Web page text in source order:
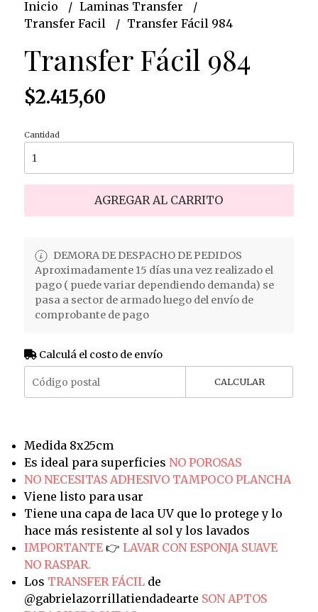
Inicio
Laminas Transfer
Transfer Facil
Transfer Fácil 984
Transfer Fácil 984
$2.415,60
Cantidad
AGREGAR AL CARRITO
DEMORA DE DESPACHO DE PEDIDOS
Aproximadamente 15 días una vez realizado el
pago ( puede variar dependiendo demanda) se
pasa a sector de armado luego del envío de
comprobante de pago
Calculá el costo de envío
CALCULAR
Medida 8x25cm
Es ideal para superficies NO POROSAS
NO NECESITAS ADHESIVO TAMPOCO PLANCHA
Viene listo para usar
Tiene una capa de laca UV que lo protege y lo
hace más resistente al sol y los lavados
IMPORTANTE 👉 LAVAR CON ESPONJA SUAVE
NO RASPAR.
Los TRANSFER FÁCILde
@gabrielazorrillatiendadearte SON APTOS